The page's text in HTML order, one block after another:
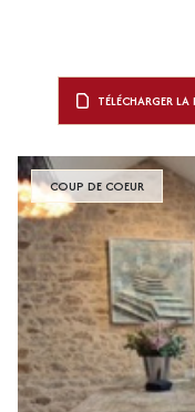
TÉLÉCHARGER LA
COUP DE COEUR